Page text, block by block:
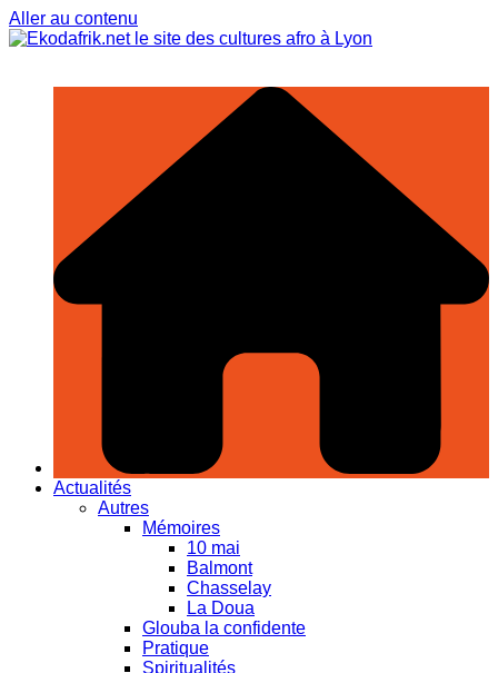
Aller au contenu
Actualités
Autres
Mémoires
10 mai
Balmont
Chasselay
La Doua
Glouba la confidente
Pratique
Spiritualités